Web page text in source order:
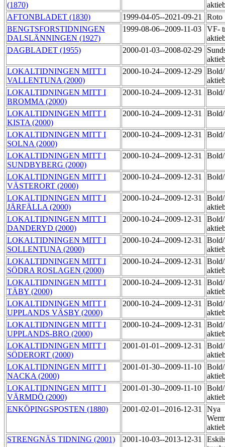
(1870)
AFTONBLADET (1830)
1999-04-05--2021-09-21
Roto
BENGTSFORSTIDNINGEN
DALSLÄNNINGEN (1927)
1999-08-06--2009-11-03
VF-
DAGBLADET (1955)
2000-01-03--2008-02-29
LOKALTIDNINGEN MITT I
VALLENTUNA (2000)
2000-10-24--2009-12-29
LOKALTIDNINGEN MITT I
BROMMA (2000)
2000-10-24--2009-12-31
LOKALTIDNINGEN MITT I
KISTA (2000)
2000-10-24--2009-12-31
LOKALTIDNINGEN MITT I
SOLNA (2000)
2000-10-24--2009-12-31
LOKALTIDNINGEN MITT I
SUNDBYBERG (2000)
2000-10-24--2009-12-31
LOKALTIDNINGEN MITT I
VÄSTERORT (2000)
2000-10-24--2009-12-31
LOKALTIDNINGEN MITT I
JÄRFÄLLA (2000)
2000-10-24--2009-12-31
LOKALTIDNINGEN MITT I
DANDERYD (2000)
2000-10-24--2009-12-31
LOKALTIDNINGEN MITT I
SOLLENTUNA (2000)
2000-10-24--2009-12-31
LOKALTIDNINGEN MITT I
SÖDRA ROSLAGEN (2000)
2000-10-24--2009-12-31
LOKALTIDNINGEN MITT I
TÄBY (2000)
2000-10-24--2009-12-31
LOKALTIDNINGEN MITT I
UPPLANDS VÄSBY (2000)
2000-10-24--2009-12-31
LOKALTIDNINGEN MITT I
UPPLANDS-BRO (2000)
2000-10-24--2009-12-31
LOKALTIDNINGEN MITT I
SÖDERORT (2000)
2001-01-01--2009-12-31
LOKALTIDNINGEN MITT I
NACKA (2000)
2001-01-30--2009-11-10
LOKALTIDNINGEN MITT I
VÄRMDÖ (2000)
2001-01-30--2009-11-10
ENKÖPINGSPOSTEN (1880)
2001-02-01--2016-12-31
Nya
STRENGNÄS TIDNING (2001)
2001-10-03--2013-12-31